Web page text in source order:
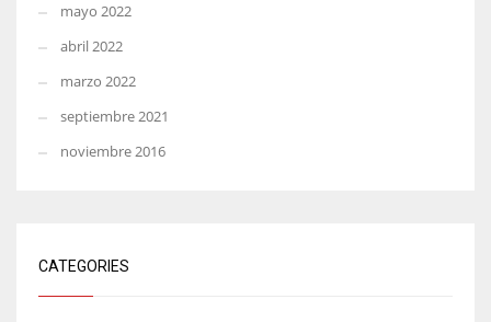
mayo 2022
abril 2022
marzo 2022
septiembre 2021
noviembre 2016
CATEGORIES